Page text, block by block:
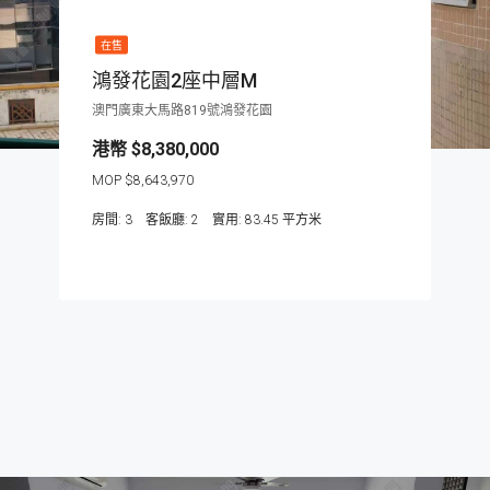
在售
鴻發花園2座中層M
澳門廣東大馬路819號鴻發花園
$8,380,000
$8,643,970
房間: 3 客飯廳: 2 83.45 平方米